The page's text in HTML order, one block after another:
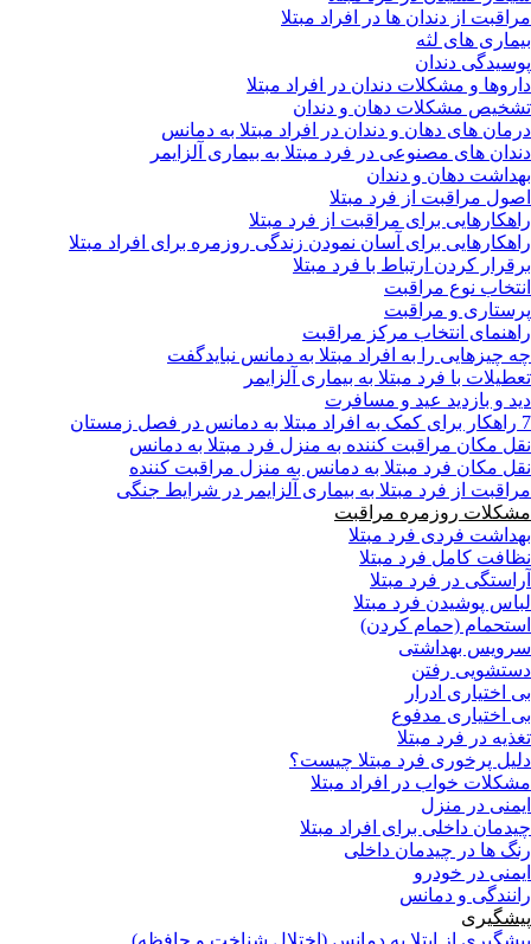
مراقبت از دندان ها در افراد مبتلا
بیماری های لثه
پوسیدگی دندان
داروها و مشکلات دندان در افراد مبتلا
تشخیص مشکلات دهان و دندان
درمان های دهان و دندان در افراد مبتلا به دمانس
دندان های مصنوعی در فرد مبتلا به بیماری آلزایمر
بهداشت دهان و دندان
اصول مراقبت از فرد مبتلا
راهکارهایی برای مراقبت از فرد مبتلا
راهکارهایی برای آسان نمودن زندگی روزمره برای افراد مبتلا
برقرار کردن ارتباط با فرد مبتلا
انتخاب نوع مراقبت
پرستاری و مراقبت
راهنمای انتخاب مرکز مراقبت
چه چیزهایی را به افراد مبتلا به دمانس نبایدگفت
تعطیلات با فرد مبتلا به بیماری آلزایمر
دید و بازدید عید و مسافرت
7 راهکار برای کمک به افراد مبتلا به دمانس در فصل زمستان
نقل مکان مراقبت کننده به منزل فرد مبتلا به دمانس
نقل مکان فرد مبتلا به دمانس به منزل مراقبت کننده
مراقبت از فرد مبتلا به بیماری آلزایمر در شرایط جنگی
مشکلات روزمره مراقبت
بهداشت فردی فرد مبتلا
نظافت کامل فرد مبتلا
آراستگی در فرد مبتلا
لباس پوشیدن فرد مبتلا
استحمام (حمام کردن)
سرویس بهداشتی
دستشویی رفتن
بی اختیاری ادرار
بی اختیاری مدفوع
تغذیه در فرد مبتلا
دلیل پرخوری فرد مبتلا چیست؟
مشکلات خواب در افراد مبتلا
ایمنی در منزل
چیدمان داخلی برای افراد مبتلا
رنگ ها در چیدمان داخلی
ایمنی در خودرو
رانندگی و دمانس
پیشگیری
پیشگیری از ابتلا به دمانس (اختلال شناخت و حافظه)